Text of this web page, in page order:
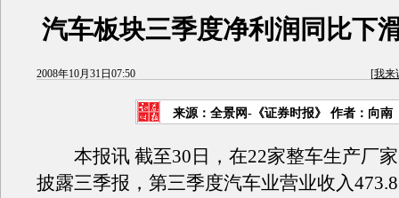
汽车板块三季度净利润同比下
2008年10月31日07:50 [我来
来源：全景网-《证券时报》 作者：向南
本报讯 截至30日，在22家整车生产厂家
披露三季报，第三季度汽车业营业收入